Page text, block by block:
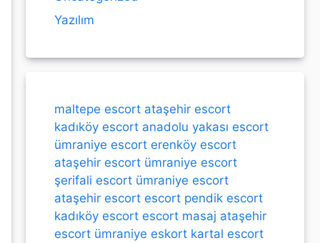
Yazılım
maltepe escort ataşehir escort
kadıköy escort anadolu yakası escort
ümraniye escort erenköy escort
ataşehir escort ümraniye escort
şerifali escort ümraniye escort
ataşehir escort escort pendik escort
kadıköy escort escort masaj ataşehir
escort ümraniye eskort kartal escort